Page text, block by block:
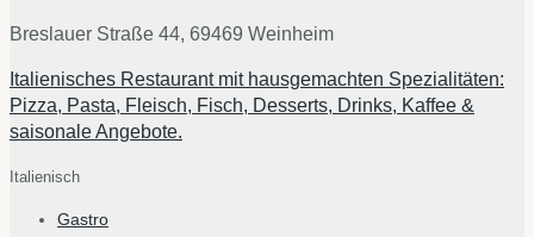
Breslauer Straße 44, 69469 Weinheim
Italienisches Restaurant mit hausgemachten Spezialitäten:
Pizza, Pasta, Fleisch, Fisch, Desserts, Drinks, Kaffee &
saisonale Angebote.
Italienisch
Gastro